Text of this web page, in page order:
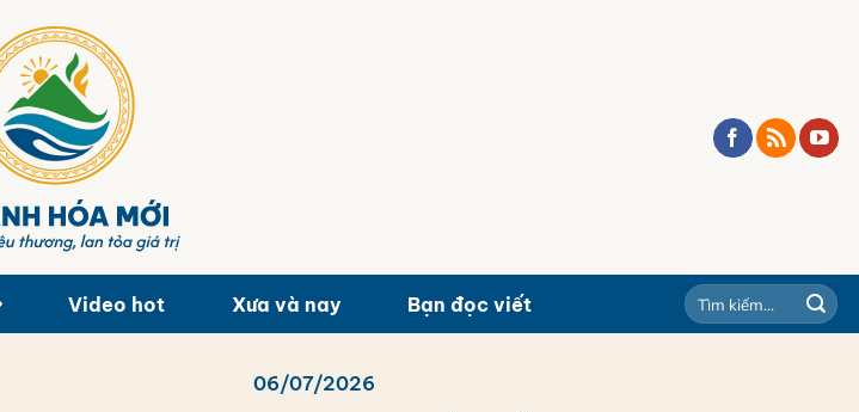
Video hot Xưa và nay Bạn đọc viết
06/07/2026